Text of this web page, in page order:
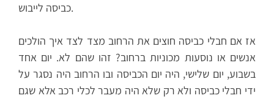
כביסה לייבוש.
אז אם חבלי כביסה חוצים את הרחוב מצד לצד איך הולכים
אנשים או נוסעות מכוניות ברחוב? זהו שהם לא. יום אחד
בשבוע, יום שלישי, היה יום הכביסה ובו הרחוב היה נסגר על
ידי חבלי כביסה ולא רק שלא היה מעבר לכלי רכב אלא שגם